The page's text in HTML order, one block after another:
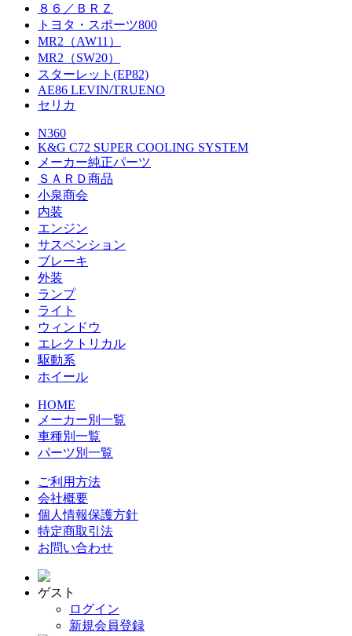
８６／ＢＲＺ
トヨタ・スポーツ800
MR2（AW11）
MR2（SW20）
スターレット(EP82)
AE86 LEVIN/TRUENO
セリカ
N360
K&G C72 SUPER COOLING SYSTEM
メーカー純正パーツ
ＳＡＲＤ商品
小泉商会
内装
エンジン
サスペンション
ブレーキ
外装
ランプ
ライト
ウィンドウ
エレクトリカル
駆動系
ホイール
HOME
メーカー別一覧
車種別一覧
パーツ別一覧
ご利用方法
会社概要
個人情報保護方針
特定商取引法
お問い合わせ
ゲスト
ログイン
新規会員登録